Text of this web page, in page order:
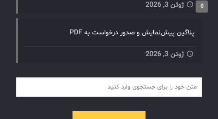
ژوئن 3, 2026 0
پلاگین پیش‌نمایش و صدور درخواست به PDF
ژوئن 3, 2026